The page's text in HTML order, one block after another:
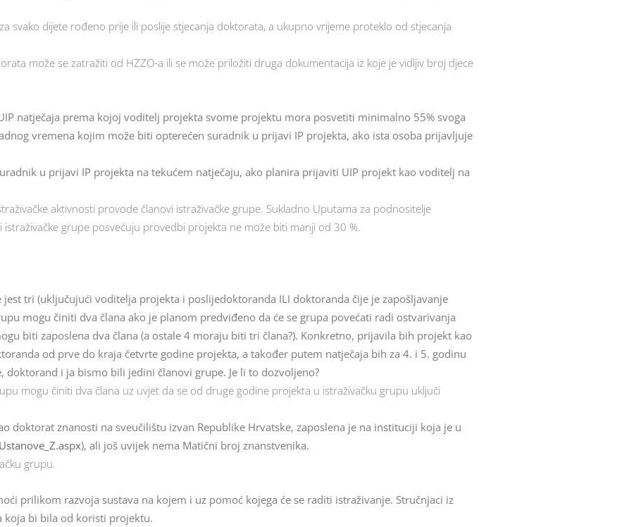
svako dijete rođeno prije ili poslije stjecanja doktorata, a ukupno vrijeme proteklo od stjecanja
može se zatražiti od HZZO-a ili se može priložiti druga dokumentacija iz koje je vidljiv broj djece
natječaja prema kojoj voditelj projekta svome projektu mora posvetiti minimalno 55% svoga
vremena kojim može biti opterećen suradnik u prijavi IP projekta, ako ista osoba prijavljuje
u prijavi IP projekta na tekućem natječaju, ako planira prijaviti UIP projekt kao voditelj na
aktivnosti provode članovi istraživačke grupe. Sukladno Uputama za podnositelje
grupe posvećuju provedbi projekta ne može biti manji od 30 %.
jest tri (uključujući voditelja projekta i poslijedoktoranda ILI doktoranda čije je zapošljavanje
mogu činiti dva člana ako je planom predviđeno da će se grupa povećati radi ostvarivanja
biti zaposlena dva člana (a ostale 4 moraju biti tri člana?). Konkretno, prijavila bih projekt kao
od prve do kraja četvrte godine projekta, a također putem natječaja bih za 4. i 5. godinu
i ja bismo bili jedini članovi grupe. Je li to dozvoljeno?
mogu činiti dva člana uz uvjet da se od druge godine projekta u istraživačku grupu uključi
doktorat znanosti na sveučilištu izvan Republike Hrvatske, zaposlena je na instituciji koja je u
), ali još uvijek nema Matični broj znanstvenika.
grupu.
prilikom razvoja sustava na kojem i uz pomoć kojega će se raditi istraživanje. Stručnjaci iz
koja bi bila od koristi projektu.